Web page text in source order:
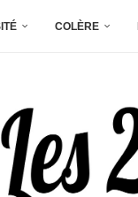
COLÈRE